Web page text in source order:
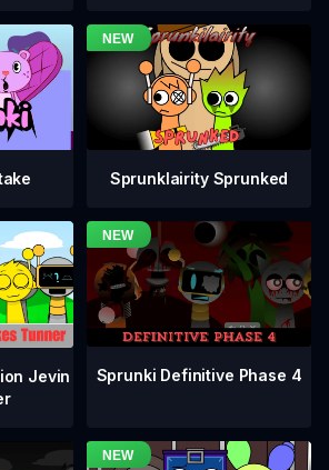
Sprunklairity Sprunked
Jevin
Sprunki Definitive Phase 4